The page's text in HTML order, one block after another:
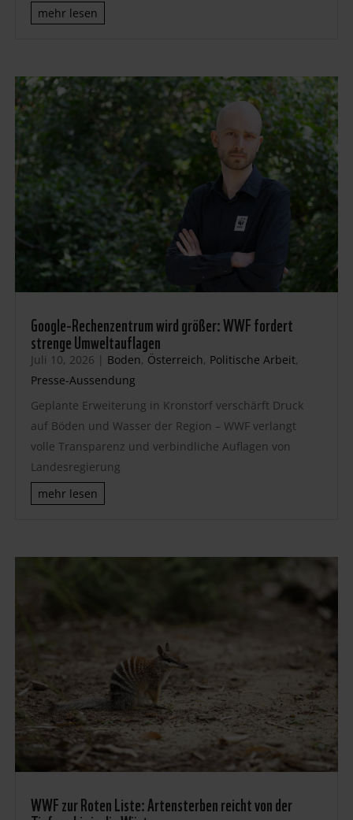
mehr lesen
Google-Rechenzentrum wird größer: WWF fordert
strenge Umweltauflagen
Juli 10, 2026 | Boden, Österreich, Politische Arbeit,
Presse-Aussendung
Geplante Erweiterung in Kronstorf verschärft Druck
auf Böden und Wasser der Region – WWF verlangt
volle Transparenz und verbindliche Auflagen von
Landesregierung
mehr lesen
WWF zur Roten Liste: Artensterben reicht von der